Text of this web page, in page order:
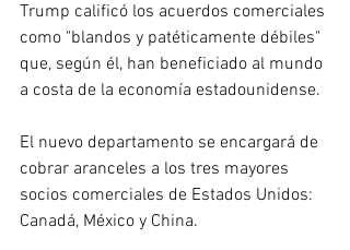
Trump calificó los acuerdos comerciales
como "blandos y patéticamente débiles"
que, según él, han beneficiado al mundo
a costa de la economía estadounidense.
El nuevo departamento se encargará de
cobrar aranceles a los tres mayores
socios comerciales de Estados Unidos:
Canadá, México y China.